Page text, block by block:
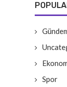
Spor